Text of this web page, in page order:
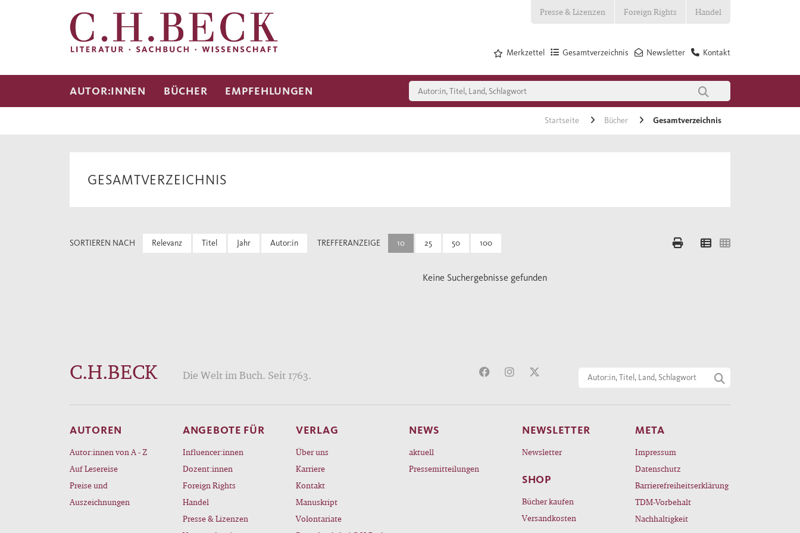
Presse & Lizenzen Foreign Rights Handel
Kontakt
Newsletter
Gesamtverzeichnis
Merkzettel
AUTOR:INNEN BÜCHER EMPFEHLUNGEN
Startseite Bücher Gesamtverzeichnis
GESAMTVERZEICHNIS
SORTIEREN NACH Relevanz Titel Jahr Autor:in TREFFERANZEIGE 10 25 50 100
Keine Suchergebnisse gefunden
C.H.BECK Die Welt im Buch. Seit 1763.
AUTOREN
Autor:innen von A - Z
Auf Lesereise
Preise und
Auszeichnungen
ANGEBOTE FÜR
Influencer:innen
Dozent:innen
Foreign Rights
Handel
Presse & Lizenzen
VERLAG
Über uns
Karriere
Kontakt
Manuskript
Volontariate
NEWS
aktuell
Pressemitteilungen
NEWSLETTER
Newsletter
SHOP
Bücher kaufen
Versandkosten
META
Impressum
Datenschutz
Barrierefreiheitserklärung
TDM-Vorbehalt
Nachhaltigkeit